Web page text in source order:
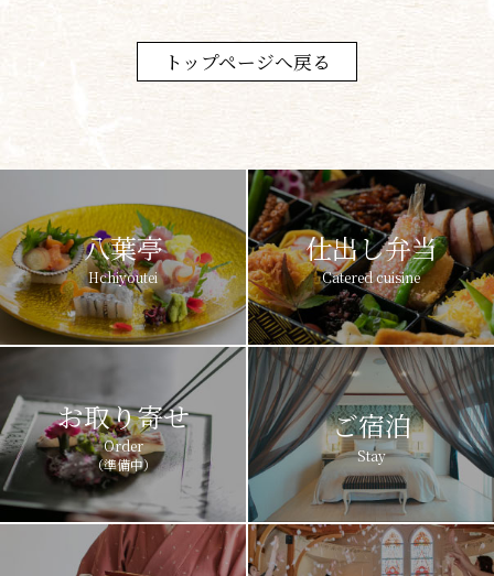
トップページへ戻る
八葉亭
Hchiyoutei
仕出し弁当
Catered cuisine
お取り寄せ
Order
（準備中）
ご宿泊
Stay